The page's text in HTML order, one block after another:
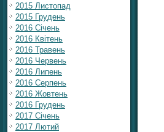
2015 Листопад
2015 Грудень
2016 Січень
2016 Квітень
2016 Травень
2016 Червень
2016 Липень
2016 Серпень
2016 Жовтень
2016 Грудень
2017 Січень
2017 Лютий